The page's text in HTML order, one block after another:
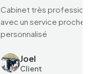
Cabinet très professionnel
avec un service proche et
personnalisé
Joel
Client